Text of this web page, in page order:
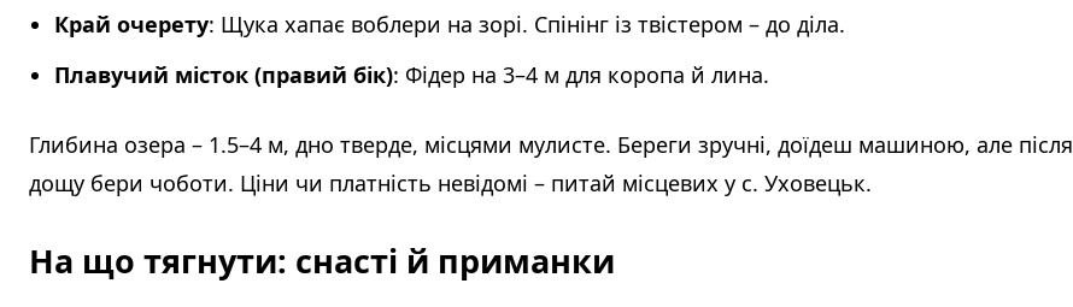
Край очерету: Щука хапає воблери на зорі. Спінінг із твістером – до діла.
Плавучий місток (правий бік): Фідер на 3–4 м для коропа й лина.
Глибина озера – 1.5–4 м, дно тверде, місцями мулисте. Береги зручні, доїдеш машиною, але після
дощу бери чоботи. Ціни чи платність невідомі – питай місцевих у с. Уховецьк.
На що тягнути: снасті й приманки